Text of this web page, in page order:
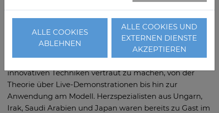
finden jährlich statt.
Die Schulung fand bereits zum 20. Mal in Bad Segeberg
statt. Sie soll es Kardiologinnen und Kardiologen aus
aller Welt ermöglichen, sich direkt vor Ort mit
innovativen Techniken vertraut zu machen, von der
Theorie über Live-Demonstrationen bis hin zur
Anwendung am Modell. Herzspezialisten aus Ungarn,
Irak, Saudi Arabien und Japan waren bereits zu Gast im
ALLE COOKIES
ABLEHNEN
ALLE COOKIES UND
EXTERNEN DIENSTE
AKZEPTIEREN